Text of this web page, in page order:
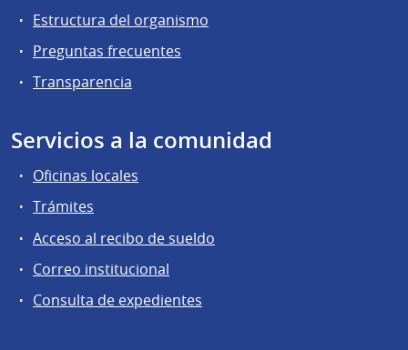
Estructura del organismo
Preguntas frecuentes
Transparencia
Servicios a la comunidad
Oficinas locales
Trámites
Acceso al recibo de sueldo
Correo institucional
Consulta de expedientes